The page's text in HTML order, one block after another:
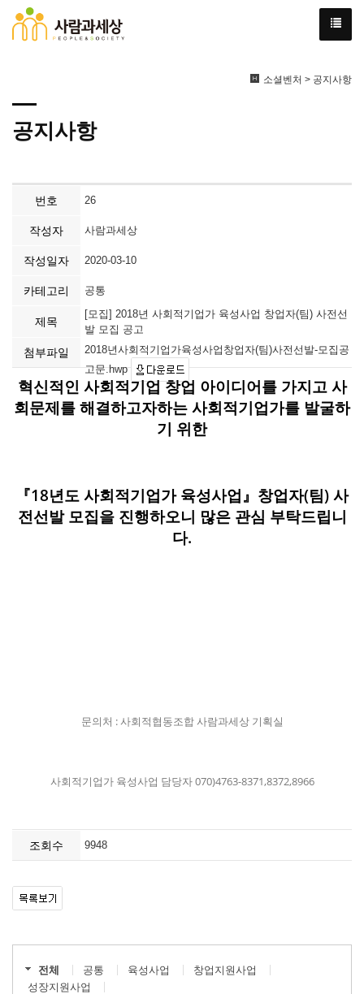
소셜벤처 > 공지사항
공지사항
번호 26
작성자 사람과세상
작성일자 2020-03-10
카테고리 공통
제목
[모집] 2018년 사회적기업가 육성사업 창업자(팀) 사전선
발 모집 공고
첨부파일
2018년사회적기업가육성사업창업자(팀)사전선발-모집공
고문.hwp
혁신적인 사회적기업 창업 아이디어를 가지고 사
회문제를 해결하고자하는 사회적기업가를 발굴하
기 위한
『18년도 사회적기업가 육성사업』창업자(팀) 사
전선발 모집을 진행하오니 많은 관심 부탁드립니
다.
문의처 : 사회적협동조합 사람과세상 기획실
사회적기업가 육성사업 담당자 070)4763-8371,8372,8966
조회수 9948
전체 공통 육성사업
창업지원사업
성장지원사업